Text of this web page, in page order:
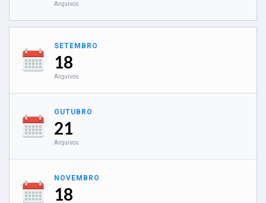
Arquivos
SETEMBRO
18
Arquivos
OUTUBRO
21
Arquivos
NOVEMBRO
18